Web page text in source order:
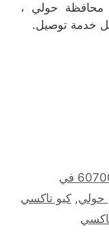
محافظة حولي ،
خدمة توصيل.
كيو تاكسي 60700250 في
, كيو تاكسي